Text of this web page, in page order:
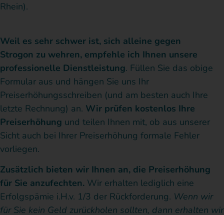
Rhein).
Weil es sehr schwer ist, sich alleine gegen
Strogon zu wehren, empfehle ich Ihnen unsere
professionelle Dienstleistung. Füllen Sie das obige
Formular aus und hängen Sie uns Ihr
Preiserhöhungsschreiben (und am besten auch Ihre
letzte Rechnung) an. Wir prüfen kostenlos Ihre
Preiserhöhung und teilen Ihnen mit, ob aus unserer
Sicht auch bei Ihrer Preiserhöhung formale Fehler
vorliegen.
Zusätzlich bieten wir Ihnen an, die Preiserhöhung
für Sie anzufechten. Wir erhalten lediglich eine
Erfolgspämie i.H.v. 1/3 der Rückforderung. Wenn wir
für Sie kein Geld zurückholen sollten, dann erhalten wir